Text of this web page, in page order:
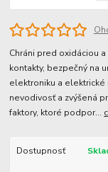
Chráni pred oxidáciou
kontakty, bezpečný na
elektroniku a elektrické
nevodivosť a zvýšená
faktory, ktoré podpor...
Dostupnosť